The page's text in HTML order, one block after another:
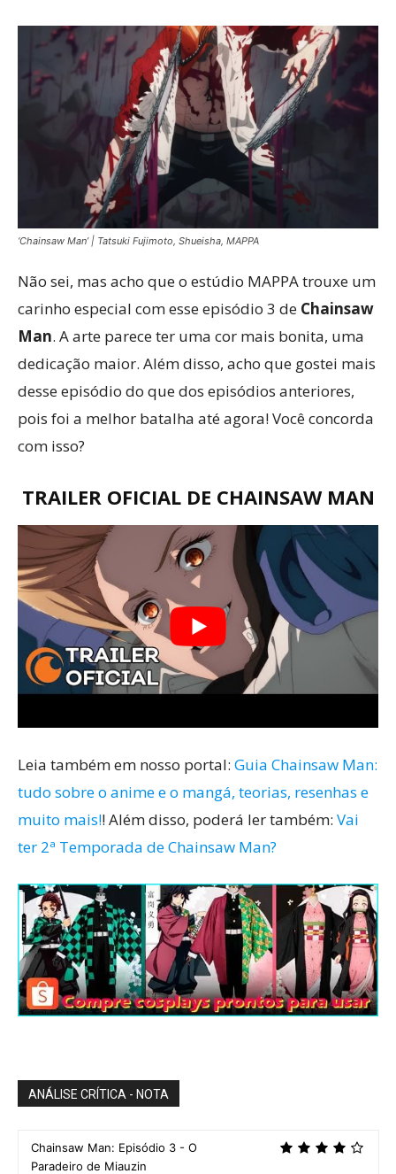
‘Chainsaw Man’ | Tatsuki Fujimoto, Shueisha, MAPPA
Não sei, mas acho que o estúdio MAPPA trouxe um
carinho especial com esse episódio 3 de Chainsaw
Man. A arte parece ter uma cor mais bonita, uma
dedicação maior. Além disso, acho que gostei mais
desse episódio do que dos episódios anteriores,
pois foi a melhor batalha até agora! Você concorda
com isso?
TRAILER OFICIAL DE CHAINSAW MAN
Leia também em nosso portal: Guia Chainsaw Man:
tudo sobre o anime e o mangá, teorias, resenhas e
muito mais!! Além disso, poderá ler também: Vai
ter 2ª Temporada de Chainsaw Man?
ANÁLISE CRÍTICA - NOTA
Chainsaw Man: Episódio 3 - O
Paradeiro de Miauzin